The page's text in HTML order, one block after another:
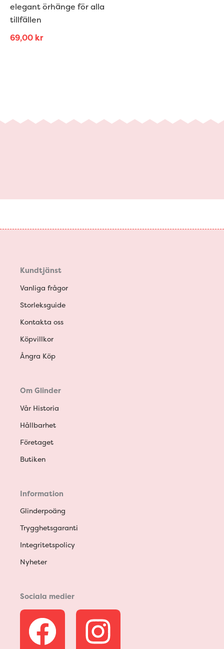
elegant örhänge för alla
tillfällen
69,00 kr
Kundtjänst
Vanliga frågor
Storleksguide
Kontakta oss
Köpvillkor
Ångra Köp
Om Glinder
Vår Historia
Hållbarhet
Företaget
Butiken
Information
Glinderpoäng
Trygghetsgaranti
Integritetspolicy
Nyheter
Sociala medier
F I